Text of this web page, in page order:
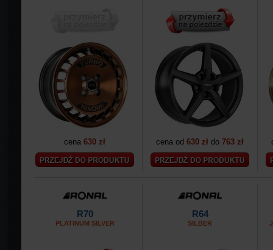
cena 630 zł cena od 630 zł do 763 zł
R70
PLATINUM SILVER
R64
SILBER